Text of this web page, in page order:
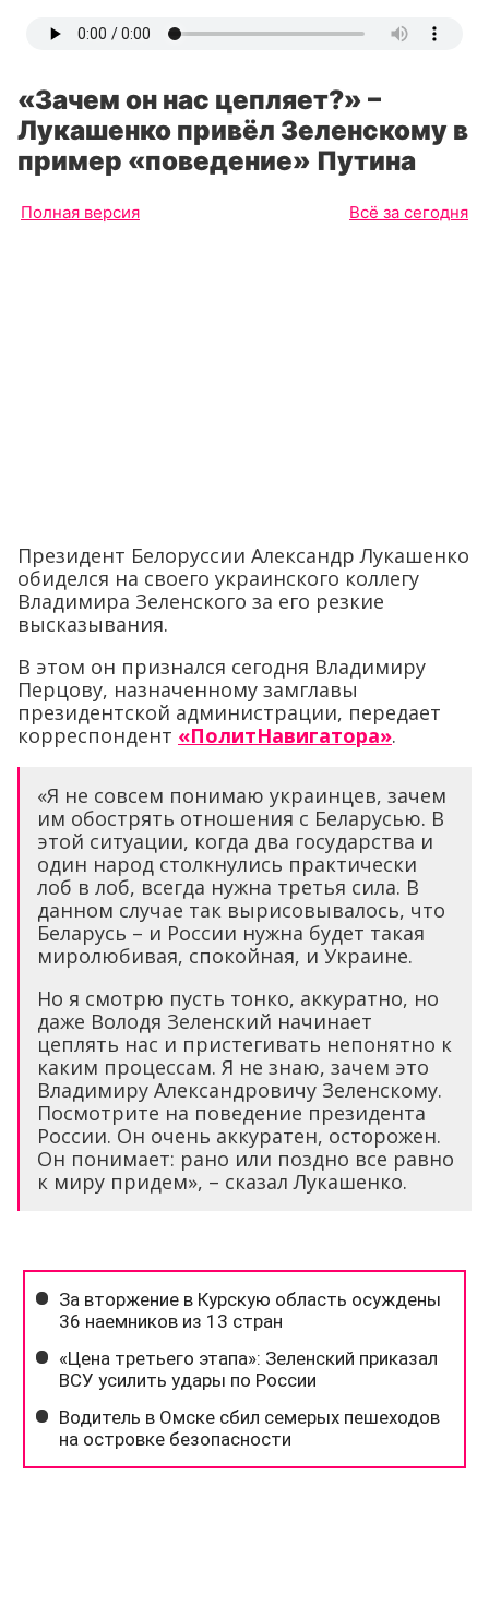
«Зачем он нас цепляет?» –
Лукашенко привёл Зеленскому в
пример «поведение» Путина
Полная версия Всё за сегодня
Президент Белоруссии Александр Лукашенко
обиделся на своего украинского коллегу
Владимира Зеленского за его резкие
высказывания.
В этом он признался сегодня Владимиру
Перцову, назначенному замглавы
президентской администрации, передает
корреспондент «ПолитНавигатора».
«Я не совсем понимаю украинцев, зачем
им обострять отношения с Беларусью. В
этой ситуации, когда два государства и
один народ столкнулись практически
лоб в лоб, всегда нужна третья сила. В
данном случае так вырисовывалось, что
Беларусь – и России нужна будет такая
миролюбивая, спокойная, и Украине.
Но я смотрю пусть тонко, аккуратно, но
даже Володя Зеленский начинает
цеплять нас и пристегивать непонятно к
каким процессам. Я не знаю, зачем это
Владимиру Александровичу Зеленскому.
Посмотрите на поведение президента
России. Он очень аккуратен, осторожен.
Он понимает: рано или поздно все равно
к миру придем», – сказал Лукашенко.